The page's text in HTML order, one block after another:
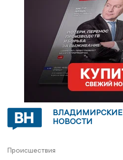
ВЛАДИМИРСКИЕ
НОВОСТИ
Происшествия